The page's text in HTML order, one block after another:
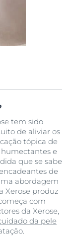
tem sido
de aliviar os
tópica de
e
que se sabe
de
abordagem
Xerose produz
com
da Xerose,
da pele